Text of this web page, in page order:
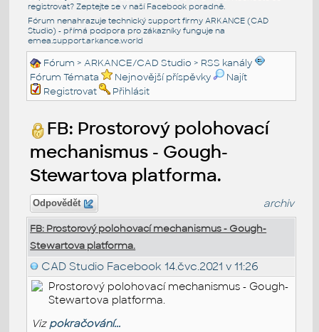
registrovat? Zeptejte se v naší Facebook poradně.
Fórum nenahrazuje technický support firmy ARKANCE (CAD
Studio) - přímá podpora pro zákazníky funguje na
emea.support.arkance.world
Fórum >ARKANCE/CAD Studio > RSS kanály
Fórum Témata
Nejnovější příspěvky
Najít
Registrovat
Přihlásit
FB: Prostorový polohovací
mechanismus - Gough-
Stewartova platforma.
Odpovědět archiv
FB: Prostorový polohovací mechanismus - Gough-
Stewartova platforma.
CAD Studio Facebook 14.čvc.2021 v 11:26
Prostorový polohovací mechanismus - Gough-
Stewartova platforma.
Viz pokračování...